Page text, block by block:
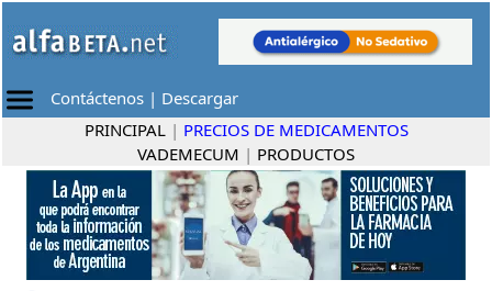
Contáctenos | Descargar
PRINCIPAL | PRECIOS DE MEDICAMENTOS
VADEMECUM | PRODUCTOS